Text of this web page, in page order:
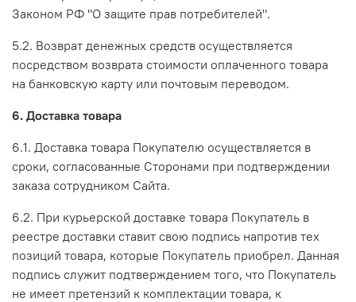
Законом РФ "О защите прав потребителей".
5.2. Возврат денежных средств осуществляется
посредством возврата стоимости оплаченного товара
на банковскую карту или почтовым переводом.
6. Доставка товара
6.1. Доставка товара Покупателю осуществляется в
сроки, согласованные Сторонами при подтверждении
заказа сотрудником Сайта.
6.2. При курьерской доставке товара Покупатель в
реестре доставки ставит свою подпись напротив тех
позиций товара, которые Покупатель приобрел. Данная
подпись служит подтверждением того, что Покупатель
не имеет претензий к комплектации товара, к